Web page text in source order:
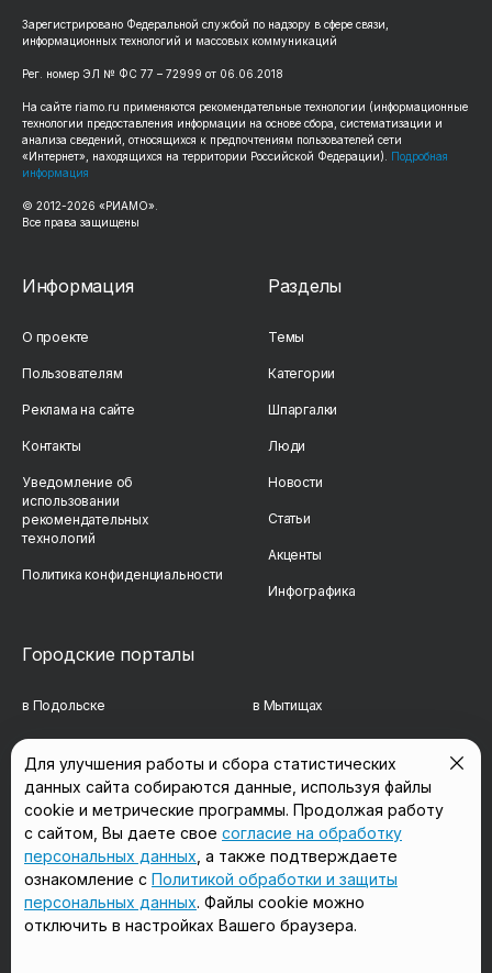
Зарегистрировано Федеральной службой по надзору в сфере связи,
информационных технологий и массовых коммуникаций
Рег. номер ЭЛ № ФС 77 – 72999 от 06.06.2018
На сайте riamo.ru применяются рекомендательные технологии (информационные
технологии предоставления информации на основе сбора, систематизации и
анализа сведений, относящихся к предпочтениям пользователей сети
«Интернет», находящихся на территории Российской Федерации). Подробная
информация
© 2012-2026 «РИАМО».
Все права защищены
Информация
О проекте
Пользователям
Реклама на сайте
Контакты
Уведомление об
использовании
рекомендательных
технологий
Политика конфиденциальности
Разделы
Темы
Категории
Шпаргалки
Люди
Новости
Статьи
Акценты
Инфографика
Городские порталы
в Подольске в Мытищах
в Сергиевом Посаде в Люберцах
в Красногорске в Королёве
в Домодедово в Щёлково
Мы в соцсетях
Для улучшения работы и сбора статистических
данных сайта собираются данные, используя файлы
cookie и метрические программы. Продолжая работу
с сайтом, Вы даете свое согласие на обработку
персональных данных , а также подтверждаете
ознакомление с Политикой обработки и защиты
персональных данных. Файлы cookie можно
отключить в настройках Вашего браузера.